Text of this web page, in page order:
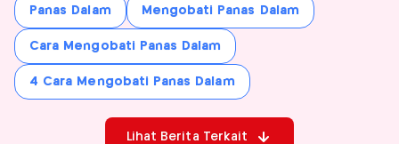
Panas Dalam Mengobati Panas Dalam
Cara Mengobati Panas Dalam
4 Cara Mengobati Panas Dalam
Lihat Berita Terkait